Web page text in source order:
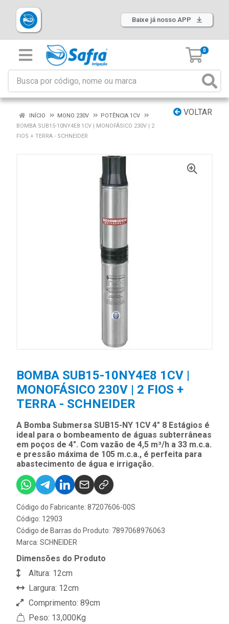
Baixe já nosso APP
0
VOLTAR
INÍCIO MONO 230V
POTÊNCIA 1CV
BOMBA SUB15-10NY4E8 1CV | MONOFÁSICO 230V | 2
FIOS + TERRA - SCHNEIDER
BOMBA SUB15-10NY4E8 1CV |
MONOFÁSICO 230V | 2 FIOS +
TERRA - SCHNEIDER
A Bomba Submersa SUB15-NY 1CV 4" 8 Estágios é
ideal para o bombeamento de águas subterrâneas
em poços de 4". Com vazão de 4,5 m³/h a 33 m.c.a.
e pressão máxima de 105 m.c.a., é perfeita para
abastecimento de água e irrigação.
Código do Fabricante: 87207606-00S
Código: 12903
Código de Barras do Produto: 7897068976063
Marca: SCHNEIDER
Dimensões do Produto
Altura: 12cm
Largura: 12cm
Comprimento: 89cm
Peso: 13,000Kg